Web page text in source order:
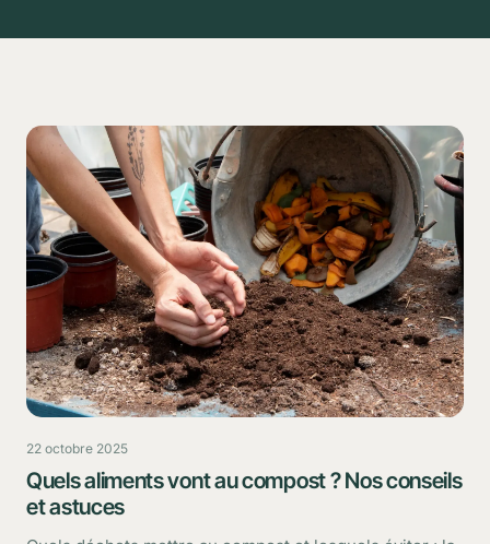
22 octobre 2025
Quels aliments vont au compost ? Nos conseils
et astuces